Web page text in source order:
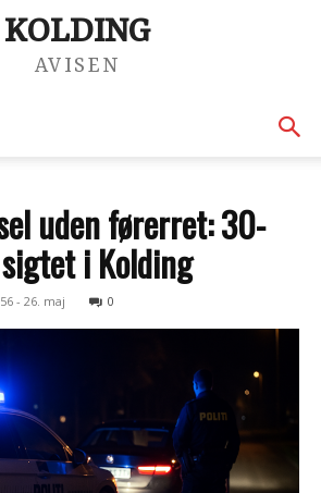
KOLDING
AVISEN
uden førerret: 30-
i Kolding
- 26. maj 0